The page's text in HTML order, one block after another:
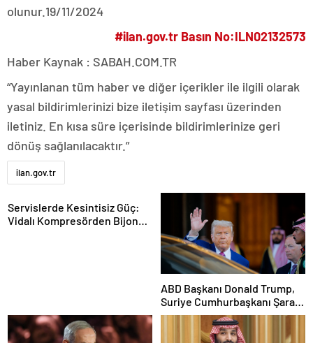
olunur.19/11/2024
#ilan.gov.tr Basın No:ILN02132573
Haber Kaynak : SABAH.COM.TR
“Yayınlanan tüm haber ve diğer içerikler ile ilgili olarak
yasal bildirimlerinizi bize iletişim sayfası üzerinden
iletiniz. En kısa süre içerisinde bildirimlerinize geri
dönüş sağlanılacaktır.”
ilan.gov.tr
Servislerde Kesintisiz Güç:
Vidalı Kompresörden Bijon
ABD Başkanı Donald Trump,
Suriye Cumhurbaşkanı Şara
ile görüşecek